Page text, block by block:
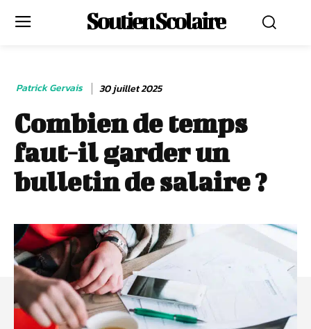
Soutien Scolaire
Patrick Gervais 30 juillet 2025
Combien de temps
faut-il garder un
bulletin de salaire ?